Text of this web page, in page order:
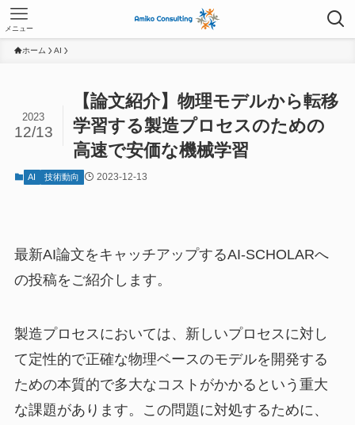
メニュー
ホーム AI
【論文紹介】物理モデルから転移
学習する製造プロセスのための
高速で安価な機械学習
2023
12/13
AI 技術動向 2023-12-13
最新AI論文をキャッチアップするAI-SCHOLARへ
の投稿をご紹介します。
製造プロセスにおいては、新しいプロセスに対し
て定性的で正確な物理ベースのモデルを開発する
ための本質的で多大なコストがかかるという重大
な課題があります。この問題に対処するために、